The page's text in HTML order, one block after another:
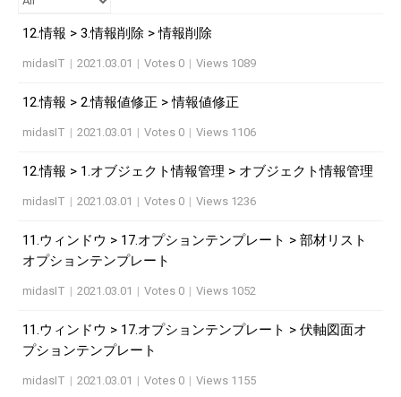
12.情報 > 3.情報削除 > 情報削除
midasIT | 2021.03.01 | Votes 0 | Views 1089
12.情報 > 2.情報値修正 > 情報値修正
midasIT | 2021.03.01 | Votes 0 | Views 1106
12.情報 > 1.オブジェクト情報管理 > オブジェクト情報管理
midasIT | 2021.03.01 | Votes 0 | Views 1236
11.ウィンドウ > 17.オプションテンプレート > 部材リスト
オプションテンプレート
midasIT | 2021.03.01 | Votes 0 | Views 1052
11.ウィンドウ > 17.オプションテンプレート > 伏軸図面オ
プションテンプレート
midasIT | 2021.03.01 | Votes 0 | Views 1155